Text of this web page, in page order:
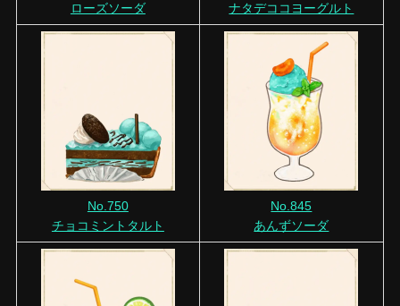
ローズソーダ
ナタデココヨーグルト
No.750
チョコミントタルト
No.845
あんずソーダ